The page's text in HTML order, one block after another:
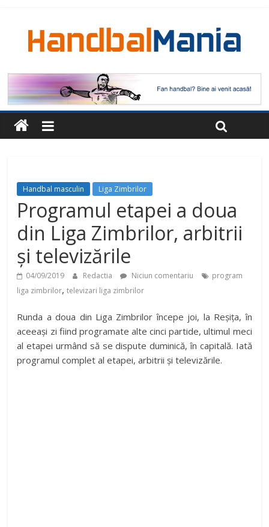
Handbal masculin Liga Zimbrilor
Programul etapei a doua
din Liga Zimbrilor, arbitrii
și televizările
04/09/2019 Redactia Niciun comentariu
program
liga zimbrilor,televizari liga zimbrilor
Runda a doua din Liga Zimbrilor începe joi, la Reșița, în
aceeași zi fiind programate alte cinci partide, ultimul meci
al etapei urmând să se dispute duminică, în capitală. Iată
programul complet al etapei, arbitrii și televizările.